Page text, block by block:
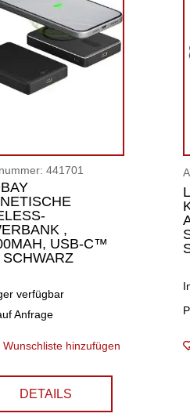
441701
,
USB-C™
SCHWARZ
verfügbar
Anfrage
Wunschliste hinzufügen
DETAILS